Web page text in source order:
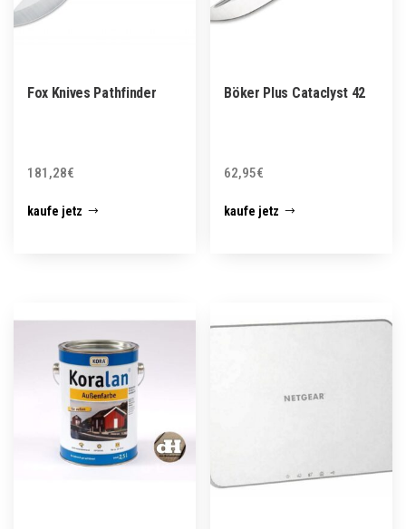
Fox Knives Pathfinder
181,28€
kaufe jetz
Böker Plus Cataclyst 42
62,95€
kaufe jetz